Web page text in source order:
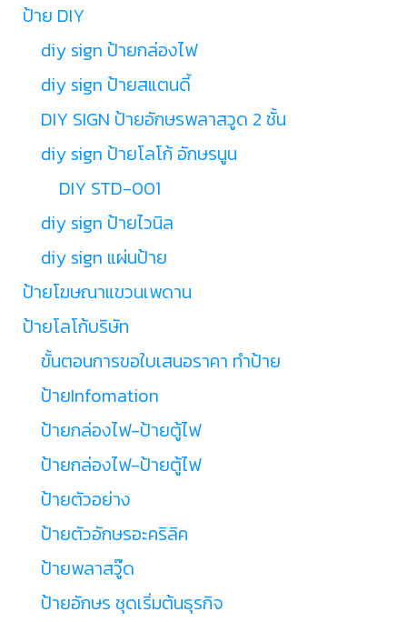
ป้าย DIY
diy sign ป้ายกล่องไฟ
diy sign ป้ายสแตนดี้
DIY SIGN ป้ายอักษรพลาสวูด 2 ชั้น
diy sign ป้ายโลโก้ อักษรนูน
DIY STD-001
diy sign ป้ายไวนิล
diy sign แผ่นป้าย
ป้ายโฆษณาแขวนเพดาน
ป้ายโลโก้บริษัท
ขั้นตอนการขอใบเสนอราคา ทำป้าย
ป้ายInfomation
ป้ายกล่องไฟ-ป้ายตู้ไฟ
ป้ายกล่องไฟ-ป้ายตู้ไฟ
ป้ายตัวอย่าง
ป้ายตัวอักษรอะคริลิค
ป้ายพลาสวู๊ด
ป้ายอักษร ชุดเริ่มต้นธุรกิจ